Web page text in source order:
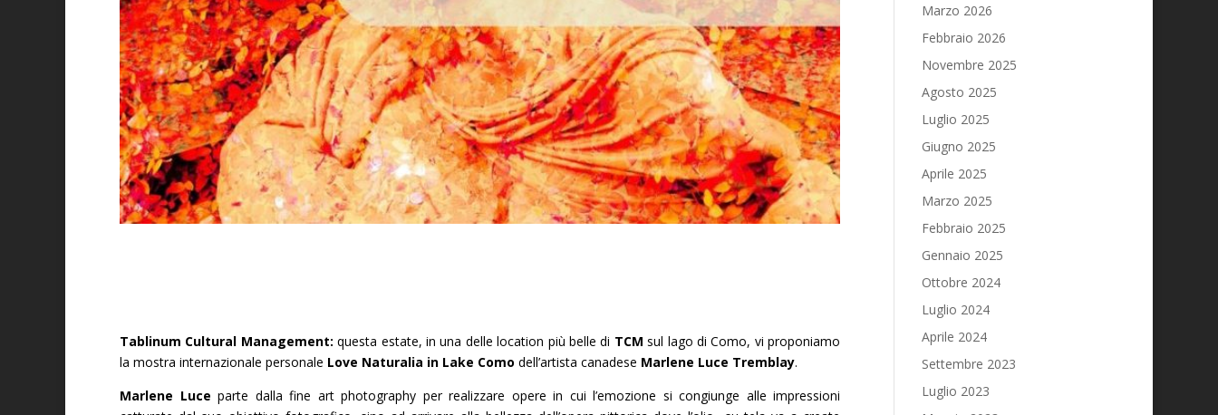
Tablinum Cultural Management:questa estate, in una delle location più belle di TCM sul lago di Como, vi proponiamo
la mostra internazionale personale Love Naturalia in Lake Como dell’artista canadese Marlene Luce Tremblay.
Marlene Luceparte dalla fine art photography per realizzare opere in cui l’emozione si congiunge alle impressioni
Marzo 2026
Febbraio 2026
Novembre 2025
Agosto 2025
Luglio 2025
Giugno 2025
Aprile 2025
Marzo 2025
Febbraio 2025
Gennaio 2025
Ottobre 2024
Luglio 2024
Aprile 2024
Settembre 2023
Luglio 2023